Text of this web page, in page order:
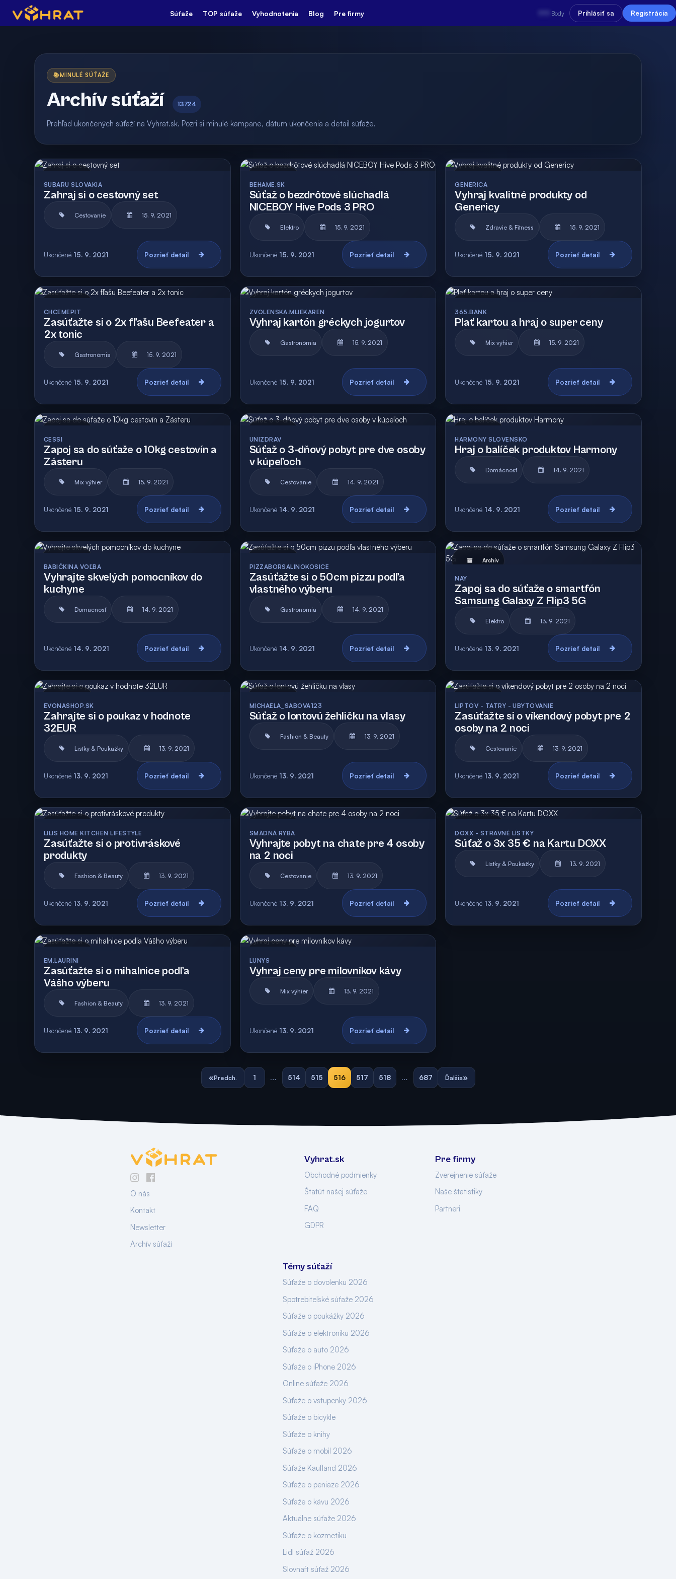
Súťaže TOP súťaže Vyhodnotenia Blog Pre firmy Body Prihlásiť sa Registrácia
📚 MINULÉ SÚŤAŽE
Archív súťaží 13724
Prehľad ukončených súťaží na Vyhrat.sk. Pozri si minulé kampane, dátum ukončenia a detail súťaže.
SUBARU SLOVAKIA
Zahraj si o cestovný set
Cestovanie 15. 9. 2021
Ukončené 15. 9. 2021 Pozrieť detail
BEHAME.SK
Súťaž o bezdrôtové slúchadlá
NICEBOY Hive Pods 3 PRO
Elektro 15. 9. 2021
Ukončené 15. 9. 2021 Pozrieť detail
GENERICA
Vyhraj kvalitné produkty od
Genericy
Zdravie & Fitness 15. 9. 2021
Ukončené 15. 9. 2021 Pozrieť detail
CHCEMEPIT
Zasúťažte si o 2x fľašu Beefeater a
2x tonic
Gastronómia 15. 9. 2021
Ukončené 15. 9. 2021 Pozrieť detail
ZVOLENSKA.MLIEKAREN
Vyhraj kartón gréckych jogurtov
Gastronómia 15. 9. 2021
Ukončené 15. 9. 2021 Pozrieť detail
365.BANK
Plať kartou a hraj o super ceny
Mix výhier 15. 9. 2021
Ukončené 15. 9. 2021 Pozrieť detail
CESSI
Zapoj sa do súťaže o 10kg cestovín a
Zásteru
Mix výhier 15. 9. 2021
Ukončené 15. 9. 2021 Pozrieť detail
UNIZDRAV
Súťaž o 3-dňový pobyt pre dve osoby
v kúpeľoch
Cestovanie 14. 9. 2021
Ukončené 14. 9. 2021 Pozrieť detail
HARMONY SLOVENSKO
Hraj o balíček produktov Harmony
Domácnosť 14. 9. 2021
Ukončené 14. 9. 2021 Pozrieť detail
BABIČKINA VOĽBA
Vyhrajte skvelých pomocníkov do
kuchyne
Domácnosť 14. 9. 2021
Ukončené 14. 9. 2021 Pozrieť detail
PIZZABORSALINOKOSICE
Zasúťažte si o 50cm pizzu podľa
vlastného výberu
Gastronómia 14. 9. 2021
Ukončené 14. 9. 2021 Pozrieť detail
Archív
NAY
Zapoj sa do súťaže o smartfón
Samsung Galaxy Z Flip3 5G
Elektro 13. 9. 2021
Ukončené 13. 9. 2021 Pozrieť detail
EVONASHOP.SK
Zahrajte si o poukaz v hodnote
32EUR
Lístky & Poukážky 13. 9. 2021
Ukončené 13. 9. 2021 Pozrieť detail
MICHAELA_SABOVA123
Súťaž o Iontovú žehličku na vlasy
Fashion & Beauty 13. 9. 2021
Ukončené 13. 9. 2021 Pozrieť detail
LIPTOV - TATRY - UBYTOVANIE
Zasúťažte si o víkendový pobyt pre 2
osoby na 2 noci
Cestovanie 13. 9. 2021
Ukončené 13. 9. 2021 Pozrieť detail
LILIS HOME KITCHEN LIFESTYLE
Zasúťažte si o protivráskové
produkty
Fashion & Beauty 13. 9. 2021
Ukončené 13. 9. 2021 Pozrieť detail
SMÄDNÁ RYBA
Vyhrajte pobyt na chate pre 4 osoby
na 2 noci
Cestovanie 13. 9. 2021
Ukončené 13. 9. 2021 Pozrieť detail
DOXX - STRAVNÉ LÍSTKY
Súťaž o 3x 35 € na Kartu DOXX
Lístky & Poukážky 13. 9. 2021
Ukončené 13. 9. 2021 Pozrieť detail
EM.LAURINI
Zasúťažte si o mihalnice podľa
Vášho výberu
Fashion & Beauty 13. 9. 2021
Ukončené 13. 9. 2021 Pozrieť detail
LUNYS
Vyhraj ceny pre milovníkov kávy
Mix výhier 13. 9. 2021
Ukončené 13. 9. 2021 Pozrieť detail
«Predch. 1 … 514 515 516 517 518 … 687 Ďalšia»
O nás
Kontakt
Newsletter
Archív súťaží
Vyhrat.sk
Obchodné podmienky
Štatút našej súťaže
FAQ
GDPR
Pre firmy
Zverejnenie súťaže
Naše štatistiky
Partneri
Témy súťaží
Súťaže o dovolenku 2026
Spotrebiteľské súťaže 2026
Súťaže o poukážky 2026
Súťaže o elektroniku 2026
Súťaže o auto 2026
Súťaže o iPhone 2026
Online súťaže 2026
Súťaže o vstupenky 2026
Súťaže o bicykle
Súťaže o knihy
Súťaže o mobil 2026
Súťaže Kaufland 2026
Súťaže o peniaze 2026
Súťaže o kávu 2026
Aktuálne súťaže 2026
Súťaže o kozmetiku
Lidl súťaž 2026
Slovnaft súťaž 2026